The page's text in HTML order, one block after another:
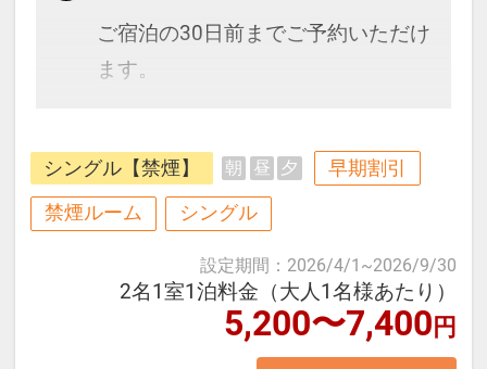
ご宿泊の30日前までご予約いただけ
ます。
ビジネスにとても便利です。
米 バス・トイレ付
※1ベッドです。2名様で1室をご予
約の場合、おふたりでベッド1台を
シングル【禁煙】 朝 昼 夕 早期割引
禁煙ルーム シングル
設定期間 ： 2026/4/1 ~2026/9/30
2名1室1泊料金（大人1名様あたり）
5,200〜7,400円